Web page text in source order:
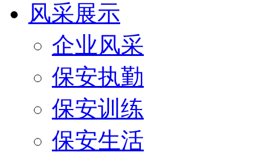
风采展示
企业风采
保安执勤
保安训练
保安生活